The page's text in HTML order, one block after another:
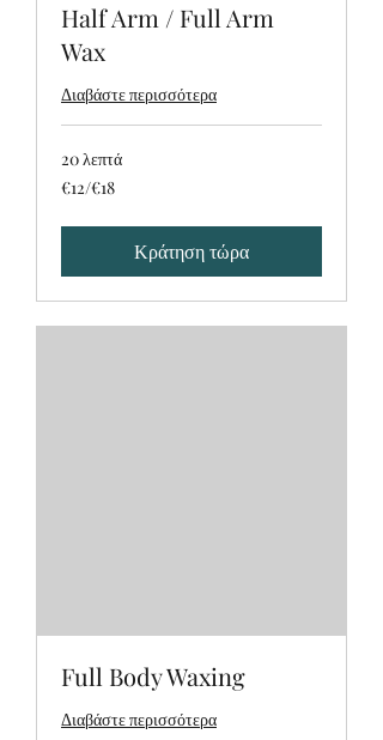
Half Arm / Full Arm
Wax
Διαβάστε περισσότερα
20 λεπτά
€12/€18
€12/€18
Κράτηση τώρα
Full Body Waxing
Διαβάστε περισσότερα